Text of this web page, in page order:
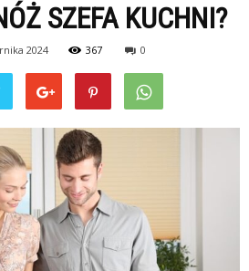
SZEFA KUCHNI?
2024 367 0